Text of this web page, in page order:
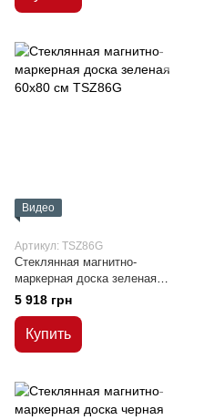
Видео
Артикул: TSZ86G
Стеклянная магнитно-
маркерная доска зеленая
60x80 см
5 918 грн
Купить